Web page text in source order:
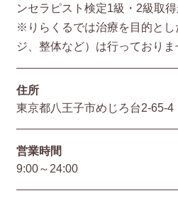
ンセラピスト検定1級・2級取得
※りらくるでは治療を目的とし
ジ、整体など）は行っておりま
住所
東京都八王子市めじろ台2-65-4
営業時間
9:00～24:00